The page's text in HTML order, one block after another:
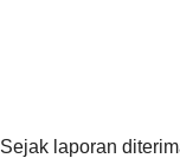
Sejak laporan